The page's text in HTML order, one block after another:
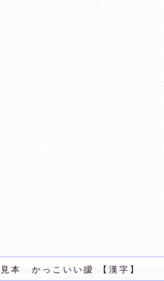
本 かっこいい皧 【漢字】